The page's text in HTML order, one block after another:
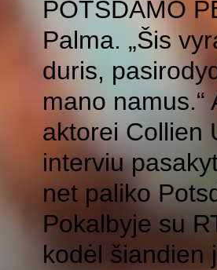
POTSDAMO
Palma. „Šis
duris,
mano
aktorei Collien
interviu
net paliko
Pokalbyje su
kodėl šiandien